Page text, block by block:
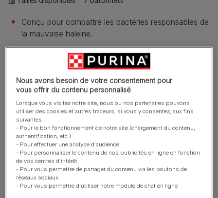
Conçu pour combattre les bactéries responsables de
la mauvaise haleine.
Action nettoyante naturelle.
Scientifiquement prouvé pour réduire la formation du
tartre.
Élaboré avec des ingrédients naturels*, sans arômes
ni colorants artificiels ajoutés.
En savoir plus
Présentation du produit
Ingrédients et nutrition
Nous avons besoin de votre consentement pour
vous offrir du contenu personnalisé
Lorsque vous visitez notre site, nous ou nos partenaires pouvons
utiliser des cookies et autres traceurs, si vous y consentez, aux fins
suivantes :
- Pour le bon fonctionnement de notre site (chargement du contenu,
authentification, etc.)
- Pour effectuer une analyse d'audience
- Pour personnaliser le contenu de nos publicités en ligne en fonction
de vos centres d'intérêt
- Pour vous permettre de partager du contenu via les boutons de
réseaux sociaux
- Pour vous permettre d'utiliser notre module de chat en ligne